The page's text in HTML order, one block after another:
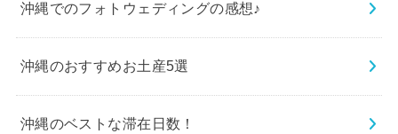
沖縄でのフォトウェディングの感想♪
沖縄のおすすめお土産5選
沖縄のベストな滞在日数！